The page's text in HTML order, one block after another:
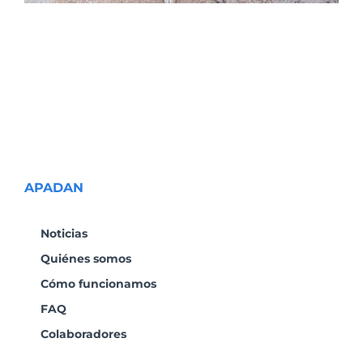
APADAN
Noticias
Quiénes somos
Cómo funcionamos
FAQ
Colaboradores